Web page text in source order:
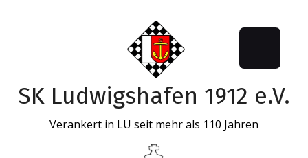
SK Ludwigshafen 1912 e.V.
Verankert in LU seit mehr als 110 Jahren